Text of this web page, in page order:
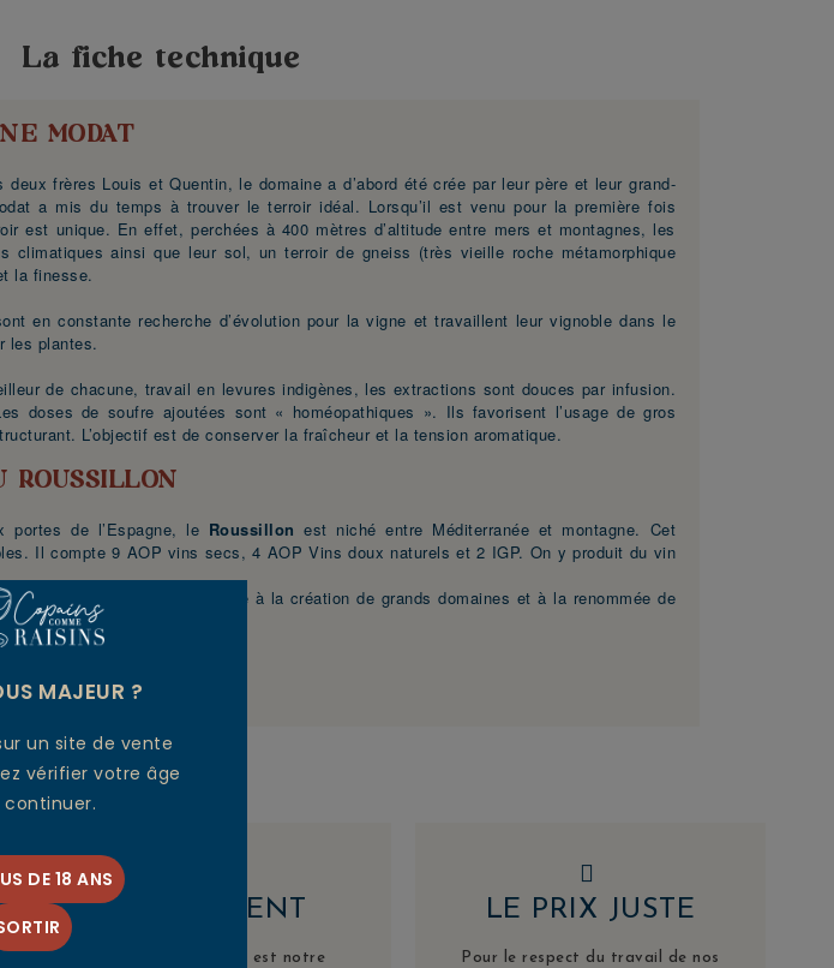
La fiche technique
MODAT
frères Louis et Quentin, le domaine a d’abord été crée par leur père et leur grand-
a mis du temps à trouver le terroir idéal. Lorsqu’il est venu pour la première fois
est unique. En effet, perchées à 400 mètres d’altitude entre mers et montagnes, les
ainsi que leur sol, un terroir de gneiss (très vieille roche métamorphique
la finesse.
en constante recherche d’évolution pour la vigne et travaillent leur vignoble dans le
les plantes.
de chacune, travail en levures indigènes, les extractions sont douces par infusion.
doses de soufre ajoutées sont « homéopathiques ». Ils favorisent l’usage de gros
L’objectif est de conserver la fraîcheur et la tension aromatique.
ROUSSILLON
portes de l’Espagne, le Roussillon est niché entre Méditerranée et montagne. Cet
Il compte 9 AOP vins secs, 4 AOP Vins doux naturels et 2 IGP. On y produit du vin
Gauby, qui ont participé à la création de grands domaines et à la renommée de
domaine Modat
AVIS CLIENT
Votre satisfaction est notre
LE PRIX JUSTE
Pour le respect du travail de nos
MAJEUR ?
un site de vente
vérifier votre âge
continuer.
DE 18 ANS